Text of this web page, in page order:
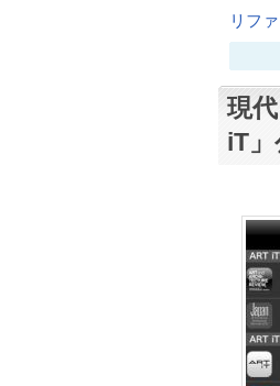
リフ
現
iT